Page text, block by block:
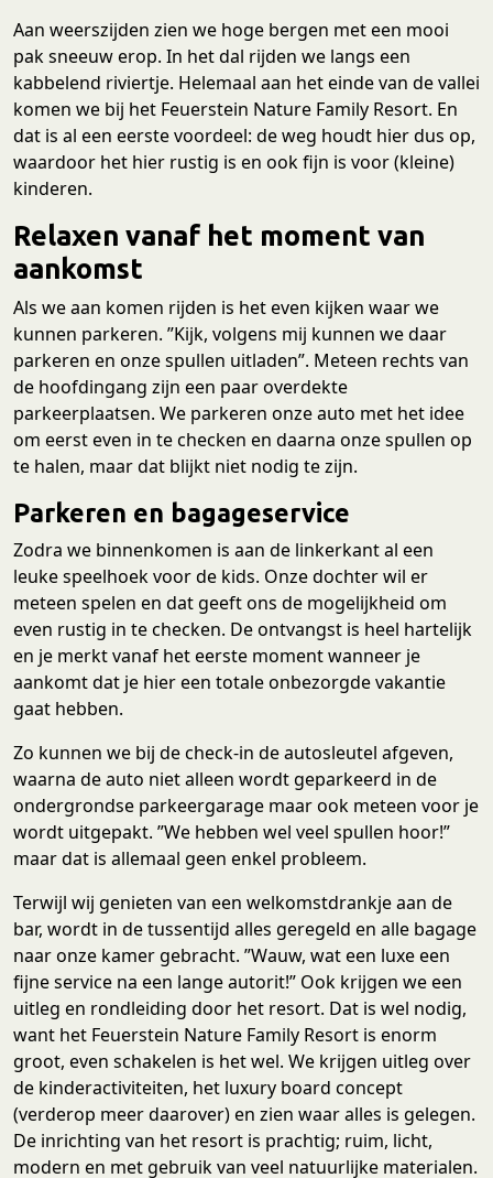
Aan weerszijden zien we hoge bergen met een mooi
pak sneeuw erop. In het dal rijden we langs een
kabbelend riviertje. Helemaal aan het einde van de vallei
komen we bij het Feuerstein Nature Family Resort. En
dat is al een eerste voordeel: de weg houdt hier dus op,
waardoor het hier rustig is en ook fijn is voor (kleine)
kinderen.
Relaxen vanaf het moment van
aankomst
Als we aan komen rijden is het even kijken waar we
kunnen parkeren. ”Kijk, volgens mij kunnen we daar
parkeren en onze spullen uitladen”. Meteen rechts van
de hoofdingang zijn een paar overdekte
parkeerplaatsen. We parkeren onze auto met het idee
om eerst even in te checken en daarna onze spullen op
te halen, maar dat blijkt niet nodig te zijn.
Parkeren en bagageservice
Zodra we binnenkomen is aan de linkerkant al een
leuke speelhoek voor de kids. Onze dochter wil er
meteen spelen en dat geeft ons de mogelijkheid om
even rustig in te checken. De ontvangst is heel hartelijk
en je merkt vanaf het eerste moment wanneer je
aankomt dat je hier een totale onbezorgde vakantie
gaat hebben.
Zo kunnen we bij de check-in de autosleutel afgeven,
waarna de auto niet alleen wordt geparkeerd in de
ondergrondse parkeergarage maar ook meteen voor je
wordt uitgepakt. ”We hebben wel veel spullen hoor!”
maar dat is allemaal geen enkel probleem.
Terwijl wij genieten van een welkomstdrankje aan de
bar, wordt in de tussentijd alles geregeld en alle bagage
naar onze kamer gebracht. ”Wauw, wat een luxe een
fijne service na een lange autorit!” Ook krijgen we een
uitleg en rondleiding door het resort. Dat is wel nodig,
want het Feuerstein Nature Family Resort is enorm
groot, even schakelen is het wel. We krijgen uitleg over
de kinderactiviteiten, het luxury board concept
(verderop meer daarover) en zien waar alles is gelegen.
De inrichting van het resort is prachtig; ruim, licht,
modern en met gebruik van veel natuurlijke materialen.